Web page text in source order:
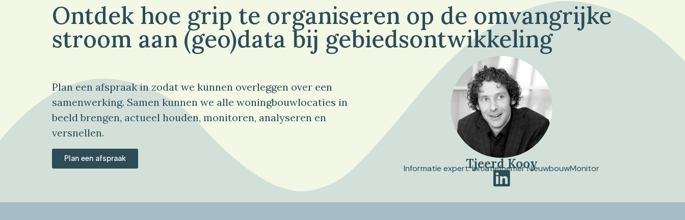
Ontdek hoe grip te organiseren op de omvangrijke
stroom aan (geo)data bij gebiedsontwikkeling
Plan een afspraak in zodat we kunnen overleggen over een
samenwerking. Samen kunnen we alle woningbouwlocaties in
beeld brengen, actueel houden, monitoren, analyseren en
versnellen.
Plan een afspraak Tjeerd Kooy
Informatie expert. Initiatiefnemer NieuwbouwMonitor